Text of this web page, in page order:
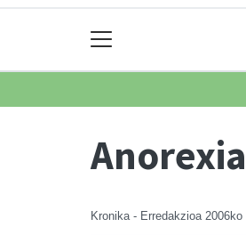
Kronika - Erredakzioa 2006ko